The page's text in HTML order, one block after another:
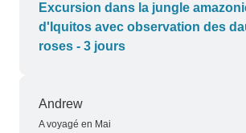
Excursion dans la jungle
d'Iquitos avec observation des
roses - 3 jours
Andrew
A voyagé en Mai